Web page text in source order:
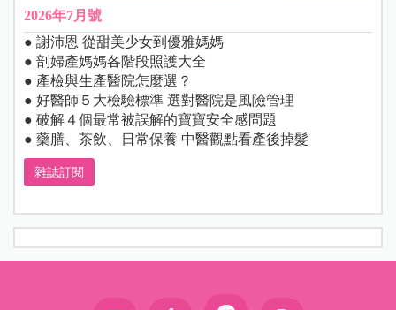
2026年7月號
● 謝沛恩 從甜美少女到優雅媽媽
● 剖婦產媽媽各階段照護大全
● 產檢與生產醫院怎麼選？
● 好醫師５大檢驗標準 選對醫院是風險管理
● 破解４個最常被誤解的寶寶安全感問題
● 藥膳、茶飲、日常保養 中醫觀點看產後掉髮
雜誌訂閱